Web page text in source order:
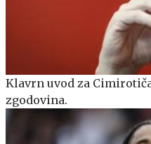
Klavrn uvod za
zgodovina.